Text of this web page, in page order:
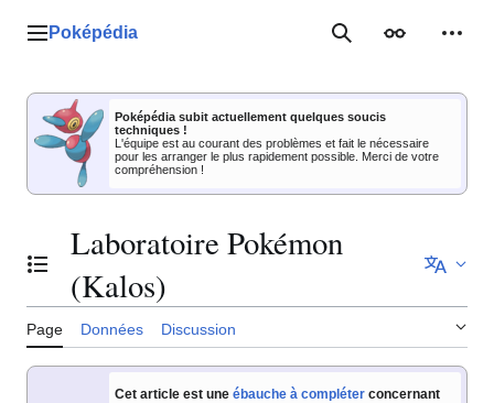
Menu principal
Poképédia RechercherApparence
Poképédia subit actuellement quelques soucis
techniques !
L'équipe est au courant des problèmes et fait le nécessaire
pour les arranger le plus rapidement possible. Merci de votre
compréhension !
Basculer la table des matières
Laboratoire Pokémon
(Kalos)
Page Données Discussion
Cet article est une ébauche à compléter concernant